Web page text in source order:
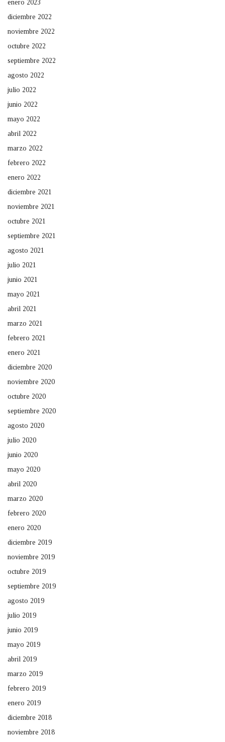
enero 2023
diciembre 2022
noviembre 2022
octubre 2022
septiembre 2022
agosto 2022
julio 2022
junio 2022
mayo 2022
abril 2022
marzo 2022
febrero 2022
enero 2022
diciembre 2021
noviembre 2021
octubre 2021
septiembre 2021
agosto 2021
julio 2021
junio 2021
mayo 2021
abril 2021
marzo 2021
febrero 2021
enero 2021
diciembre 2020
noviembre 2020
octubre 2020
septiembre 2020
agosto 2020
julio 2020
junio 2020
mayo 2020
abril 2020
marzo 2020
febrero 2020
enero 2020
diciembre 2019
noviembre 2019
octubre 2019
septiembre 2019
agosto 2019
julio 2019
junio 2019
mayo 2019
abril 2019
marzo 2019
febrero 2019
enero 2019
diciembre 2018
noviembre 2018